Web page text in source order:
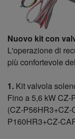
Nuovo kit con
L'operazione di
più confortevole
1. Kit valvola
Fino a 5,6 kW CZ-
(CZ-P56HR3+CZ-
P160HR3+CZ-